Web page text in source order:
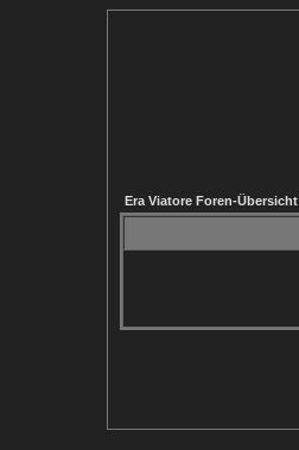
Era Viatore Foren-Übersicht